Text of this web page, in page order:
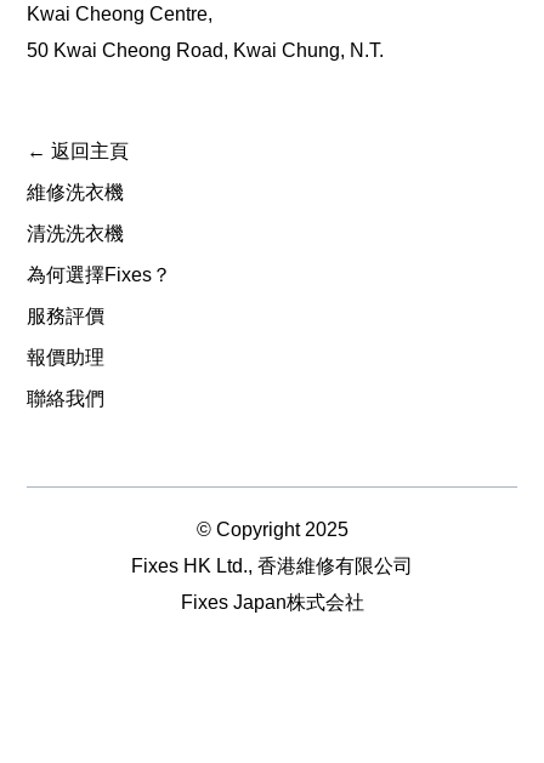
Kwai Cheong Centre,
50 Kwai Cheong Road, Kwai Chung, N.T.
← 返回主頁
維修洗衣機
清洗洗衣機
為何選擇Fixes？
服務評價
報價助理
聯絡我們
© Copyright 2025
Fixes HK Ltd., 香港維修有限公司
Fixes Japan株式会社